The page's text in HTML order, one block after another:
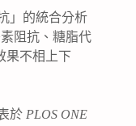
」的統合分析
阻抗、糖脂代
果不相上下
於 PLOS ONE